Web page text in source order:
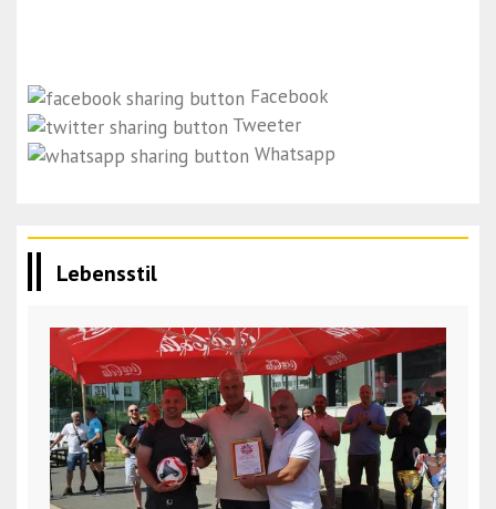
Facebook
Tweeter
Whatsapp
Lebensstil